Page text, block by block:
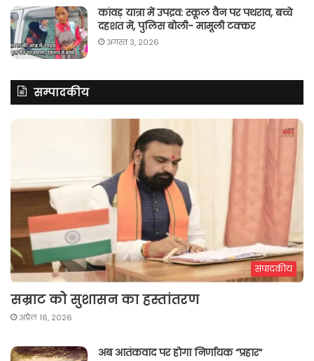
कांवड़ यात्रा में उपद्रव: स्कूल वैन पर पथराव, बच्चे
दहशत में, पुलिस बोली- मामूली टक्कर
अगस्त 3, 2026
सम्पादकीय
संपादकीय
सम्राट को सुशासन का हस्तांतरण
अप्रैल 16, 2026
अब आतंकवाद पर होगा निर्णायक “प्रहार“